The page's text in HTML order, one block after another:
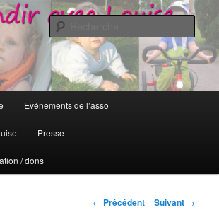
Louise
Evénements de l’asso
Presse
/ dons
Navigation
← Précédent Suivant →